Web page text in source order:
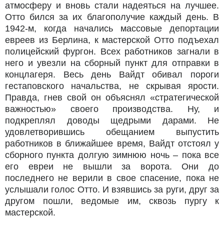
атмосферу и вновь стали надеяться на лучшее.
Отто бился за их благополучие каждый день. В
1942-м, когда начались массовые депортации
евреев из Берлина, к мастерской Отто подъехал
полицейский фургон. Всех работников загнали в
него и увезли на сборный пункт для отправки в
концлагеря. Весь день Вайдт обивал пороги
гестаповского начальства, не скрывая ярости.
Правда, гнев свой он объяснял «стратегической
важностью» своего производства. Ну, и
подкреплял доводы щедрыми дарами. Не
удовлетворившись обещанием выпустить
работников в ближайшее время, Вайдт отстоял у
сборного пункта долгую зимнюю ночь – пока все
его евреи не вышли за ворота. Они до
последнего не верили в свое спасение, пока не
услышали голос Отто. И взявшись за руги, друг за
другом пошли, ведомые им, сквозь пургу к
мастерской.